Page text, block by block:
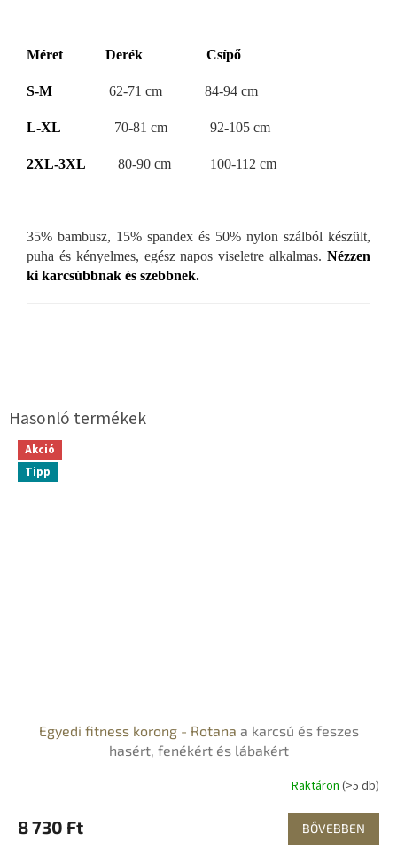
Méret Derék Csípő
S-M 62-71 cm 84-94 cm
L-XL 70-81 cm 92-105 cm
2XL-3XL 80-90 cm 100-112 cm
35% bambusz, 15% spandex és 50% nylon szálból készült,
puha és kényelmes, egész napos viseletre alkalmas. Nézzen
ki karcsúbbnak és szebbnek.
Akció
Tipp
Egyedi fitness korong - Rotana a karcsú és feszes
hasért, fenékért és lábakért
Raktáron (>5 db)
8 730 Ft BŐVEBBEN